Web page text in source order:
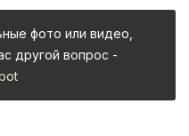
фото или видео,
другой вопрос -